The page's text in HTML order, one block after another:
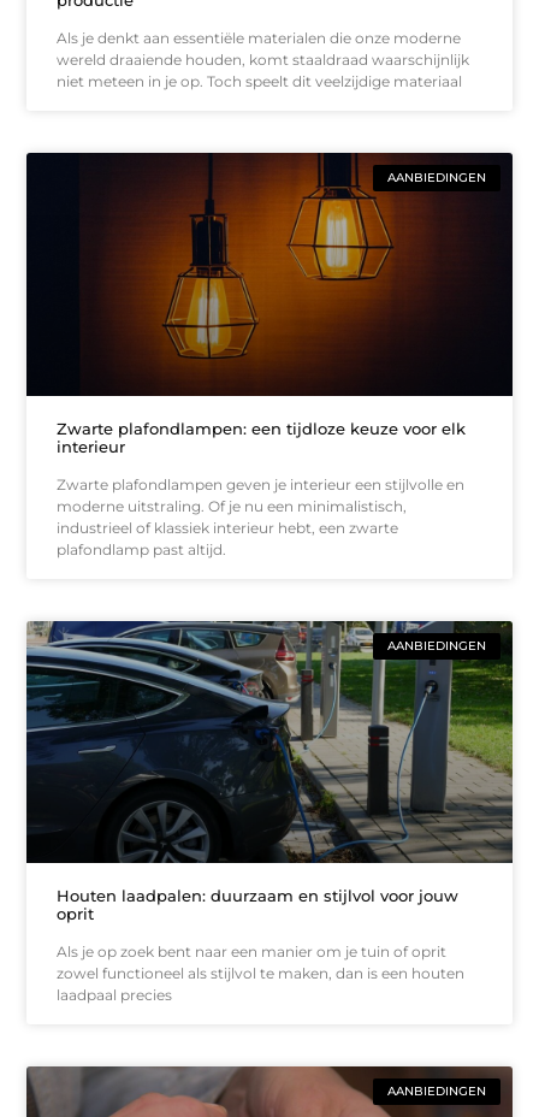
Als je denkt aan essentiële materialen die onze moderne
wereld draaiende houden, komt staaldraad waarschijnlijk
niet meteen in je op. Toch speelt dit veelzijdige materiaal
AANBIEDINGEN
Zwarte plafondlampen: een tijdloze keuze voor elk
interieur
Zwarte plafondlampen geven je interieur een stijlvolle en
moderne uitstraling. Of je nu een minimalistisch,
industrieel of klassiek interieur hebt, een zwarte
plafondlamp past altijd.
AANBIEDINGEN
Houten laadpalen: duurzaam en stijlvol voor jouw
oprit
Als je op zoek bent naar een manier om je tuin of oprit
zowel functioneel als stijlvol te maken, dan is een houten
laadpaal precies
AANBIEDINGEN